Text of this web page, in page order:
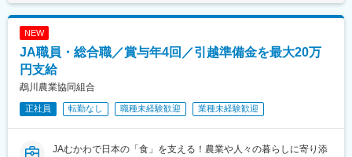
NEW
JA職員・総合職／賞与年4回／引越準備金を最大20万
円支給
鵡川農業協同組合
正社員 転勤なし 職種未経験歓迎 業種未経験歓迎
JAむかわで日本の「食」を支える！農業や人々の暮らしに寄り添